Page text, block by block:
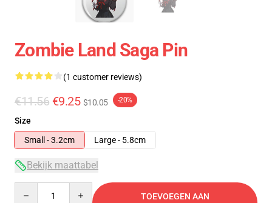
Zombie Land Saga Pin
(1 customer reviews)
€11.56 €9.25 $10.05 -20%
Size
Small - 3.2cm
Large - 5.8cm
Bekijk maattabel
TOEVOEGEN AAN